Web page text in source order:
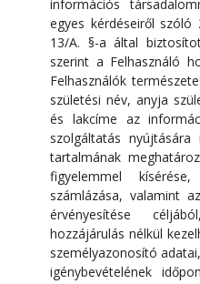
információs
egyes kérdéseiről szóló
13/A. §-a által
szerint a Felhasználó
Felhasználók
születési név, anyja
és lakcíme az
szolgáltatás nyújtására
tartalmának
figyelemmel
számlázása, valamint
érvényesítése
hozzájárulás nélkül
személyazonosító
igénybevételének